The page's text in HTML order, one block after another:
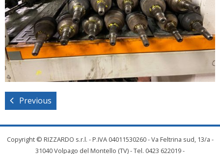
Previous
Copyright © RIZZARDO s.r.l. - P.IVA 04011530260 - Va Feltrina sud, 13/a -
31040 Volpago del Montello (TV) - Tel. 0423 622019 -